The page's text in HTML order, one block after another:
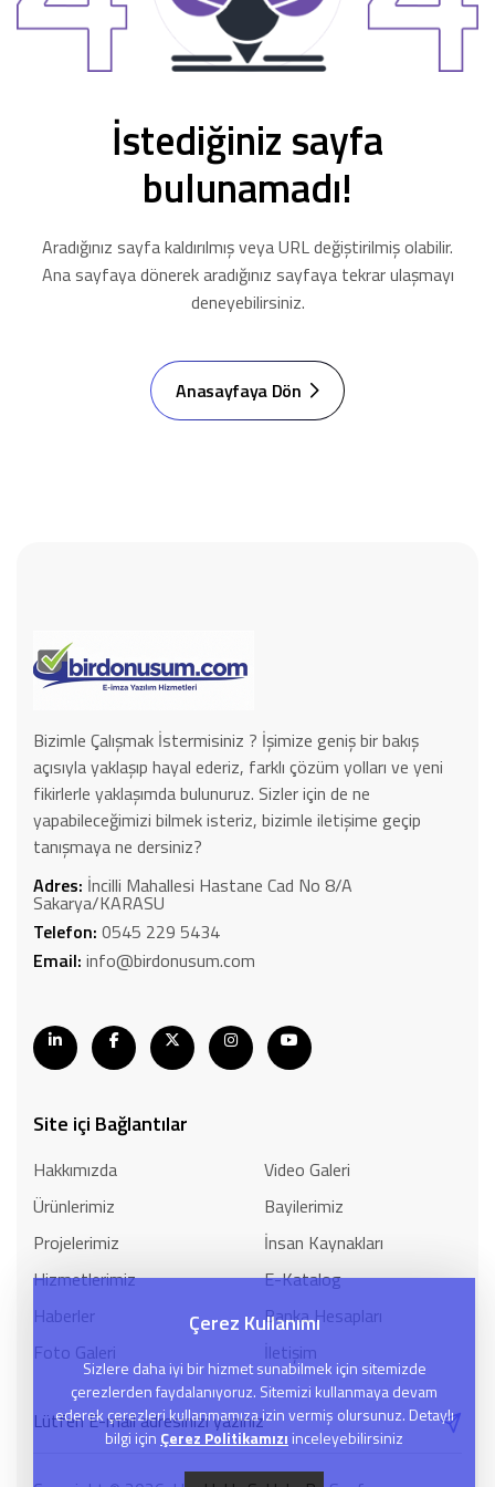
İstediğiniz sayfa
bulunamadı!
Aradığınız sayfa kaldırılmış veya URL değiştirilmiş olabilir.
Ana sayfaya dönerek aradığınız sayfaya tekrar ulaşmayı
deneyebilirsiniz.
Anasayfaya Dön
Bizimle Çalışmak İstermisiniz ? İşimize geniş bir bakış
açısıyla yaklaşıp hayal ederiz, farklı çözüm yolları ve yeni
fikirlerle yaklaşımda bulunuruz. Sizler için de ne
yapabileceğimizi bilmek isteriz, bizimle iletişime geçip
tanışmaya ne dersiniz?
Adres: İncilli Mahallesi Hastane Cad No 8/A
Sakarya/KARASU
Telefon: 0545 229 5434
Email: info@birdonusum.com
Site içi Bağlantılar
Hakkımızda
Ürünlerimiz
Projelerimiz
Hizmetlerimiz
Haberler
Foto Galeri
Video Galeri
Bayilerimiz
İnsan Kaynakları
E-Katalog
Banka Hesapları
İletişim
Çerez Kullanımı
Sizlere daha iyi bir hizmet sunabilmek için sitemizde
çerezlerden faydalanıyoruz. Sitemizi kullanmaya devam
ederek çerezleri kullanmamıza izin vermiş olursunuz. Detaylı
bilgi için Çerez Politikamızı inceleyebilirsiniz